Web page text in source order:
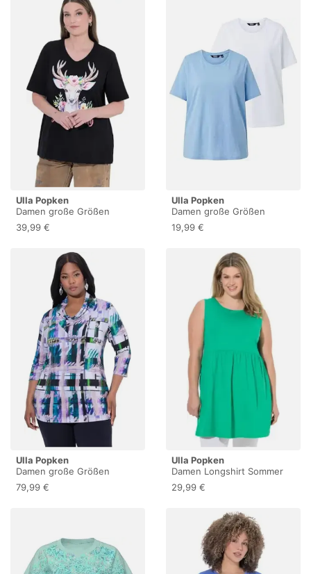
Ulla Popken
Damen große Größen
Übergrößen Plus Size T-
Shirt, Hirsch, Classic, V-
schwarz 46+ 850218100-
39,99 €
Ulla Popken
Damen große Größen
Übergrößen Plus Size T-
Shirt Doppelpack,
Regular, Halbarm
himmelblau 50+
845768706-50+
19,99 €
Ulla Popken
Damen große Größen
Übergrößen Plus Size
Slinkyshirt, Karo-Design,
79,99 €
Ulla Popken
Damen Longshirt Sommer
grün 54+
29,99 €